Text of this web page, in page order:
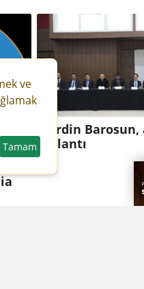
Mardin Barosun,
toplantı
ve
Tamam